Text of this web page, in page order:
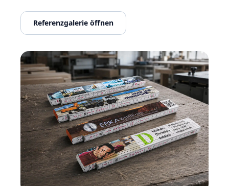
Referenzgalerie öffnen